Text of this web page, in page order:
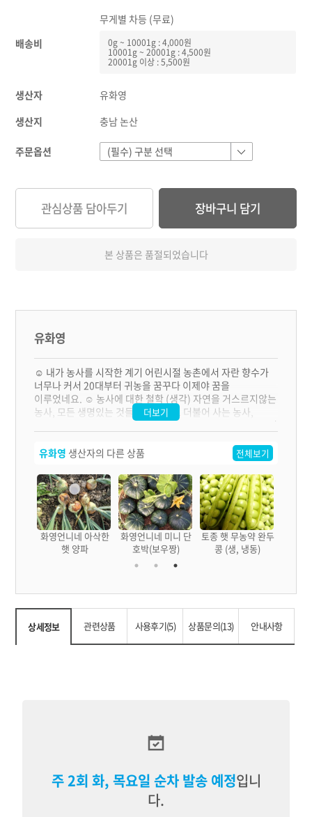
배송비
무게별 차등 (무료)
0g ~ 10001g : 4,000원
10001g ~ 20001g : 4,500원
20001g 이상 : 5,500원
생산자
유화영
생산지
충남 논산
주문옵션
관심상품 담아두기 장바구니 담기
본 상품은 품절되었습니다
유화영
☺ 내가 농사를 시작한 계기 어린시절 농촌에서 자란 향수가
너무나 커서 20대부터 귀농을 꿈꾸다 이제야 꿈을
이루었네요. ☺ 농사에 대한 철학 (생각) 자연을 거스르지않는
농사, 모든 생명있는 것들이 존중받고 더불어 사는 농사,
생명지킴이 농민이 자부심을 가질 수 있는 사회를 꿈꾸며 그런
더보기
유화영 생산자의 다른 상품 전체보기
화영언니네 아삭한
햇 양파
화영언니네 미니 단
호박(보우짱)
토종 햇 무농약 완두
콩 (생, 냉동)
상세정보 관련상품 사용후기(5) 상품문의(13) 안내사항
주 2회 화, 목요일 순차 발송 예정입니
다.